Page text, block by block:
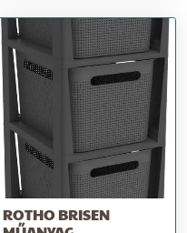
ROTHO BRISEN